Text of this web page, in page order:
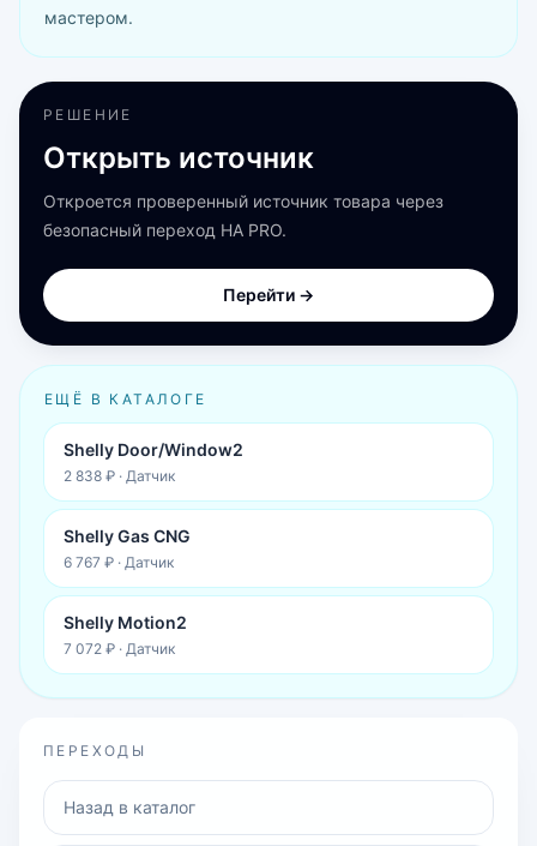
мастером.
РЕШЕНИЕ
Открыть источник
Откроется проверенный источник товара через
безопасный переход HA PRO.
Перейти →
ЕЩЁ В КАТАЛОГЕ
Shelly Door/Window2
2 838 ₽ · Датчик
Shelly Gas CNG
6 767 ₽ · Датчик
Shelly Motion2
7 072 ₽ · Датчик
ПЕРЕХОДЫ
Назад в каталог